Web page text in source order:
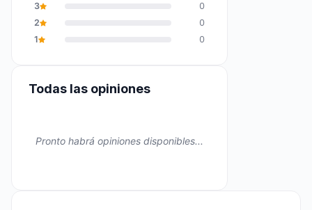
3
0
2
0
1
0
Todas las opiniones
Pronto habrá opiniones disponibles...